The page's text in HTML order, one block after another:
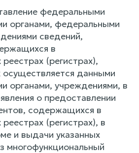
федеральными
органами, федеральными
сведений,
в
(регистрах),
данными
органами, учреждениями, в
о предоставлении
содержащихся в
(регистрах), в
и выдачи указанных
многофункциональный